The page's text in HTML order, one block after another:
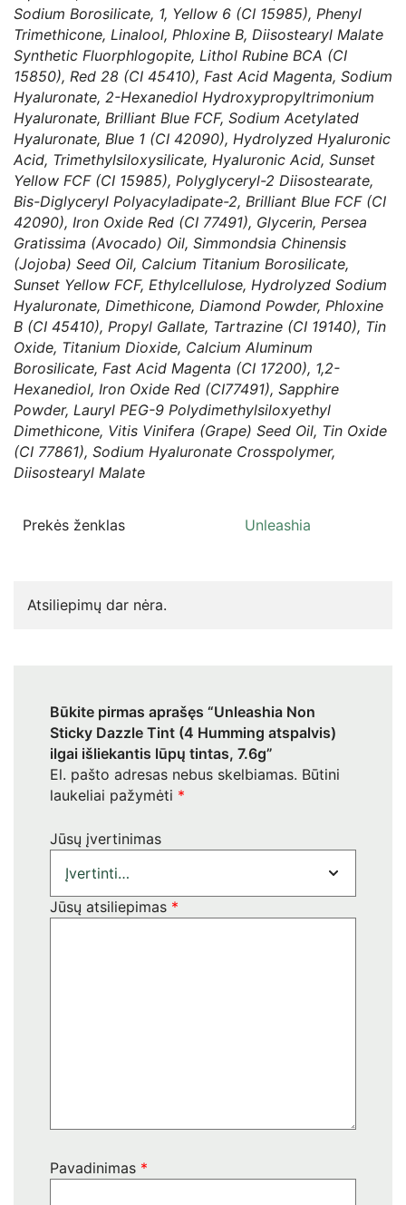
Sodium Borosilicate, 1, Yellow 6 (CI 15985), Phenyl
Trimethicone, Linalool, Phloxine B, Diisostearyl Malate
Synthetic Fluorphlogopite, Lithol Rubine BCA (CI
15850), Red 28 (CI 45410), Fast Acid Magenta, Sodium
Hyaluronate, 2-Hexanediol Hydroxypropyltrimonium
Hyaluronate, Brilliant Blue FCF, Sodium Acetylated
Hyaluronate, Blue 1 (CI 42090), Hydrolyzed Hyaluronic
Acid, Trimethylsiloxysilicate, Hyaluronic Acid, Sunset
Yellow FCF (CI 15985), Polyglyceryl-2 Diisostearate,
Bis-Diglyceryl Polyacyladipate-2, Brilliant Blue FCF (CI
42090), Iron Oxide Red (CI 77491), Glycerin, Persea
Gratissima (Avocado) Oil, Simmondsia Chinensis
(Jojoba) Seed Oil, Calcium Titanium Borosilicate,
Sunset Yellow FCF, Ethylcellulose, Hydrolyzed Sodium
Hyaluronate, Dimethicone, Diamond Powder, Phloxine
B (CI 45410), Propyl Gallate, Tartrazine (CI 19140), Tin
Oxide, Titanium Dioxide, Calcium Aluminum
Borosilicate, Fast Acid Magenta (CI 17200), 1,2-
Hexanediol, Iron Oxide Red (CI77491), Sapphire
Powder, Lauryl PEG-9 Polydimethylsiloxyethyl
Dimethicone, Vitis Vinifera (Grape) Seed Oil, Tin Oxide
(CI 77861), Sodium Hyaluronate Crosspolymer,
Diisostearyl Malate
Prekės ženklas Unleashia
Atsiliepimų dar nėra.
Būkite pirmas aprašęs “Unleashia Non
Sticky Dazzle Tint (4 Humming atspalvis)
ilgai išliekantis lūpų tintas, 7.6g”
El. pašto adresas nebus skelbiamas. Būtini
laukeliai pažymėti *
Jūsų įvertinimas
Jūsų atsiliepimas *
Pavadinimas *